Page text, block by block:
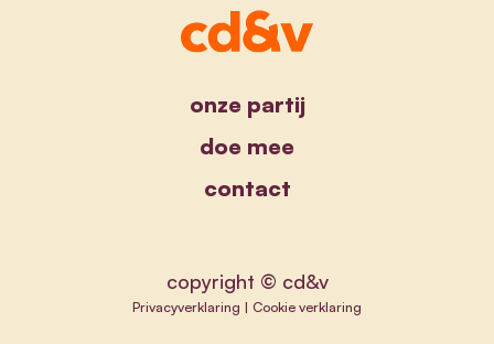
onze partij
doe mee
contact
copyright © cd&v
Privacyverklaring | Cookie verklaring